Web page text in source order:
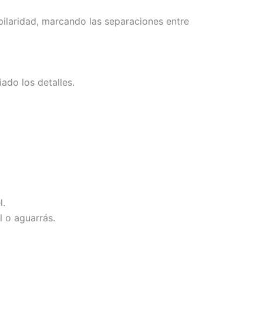
marcando las separaciones entre
los detalles.
o aguarrás.